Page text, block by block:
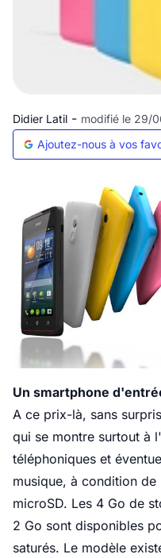
Didier Latil - modifié le 29/
Ajoutez-nous à vos
Un smartphone
A ce prix-là, sans
qui se montre surtout à
téléphoniques et
musique, à condition
microSD. Les 4 Go de
2 Go sont disponibles
saturés. Le modèle